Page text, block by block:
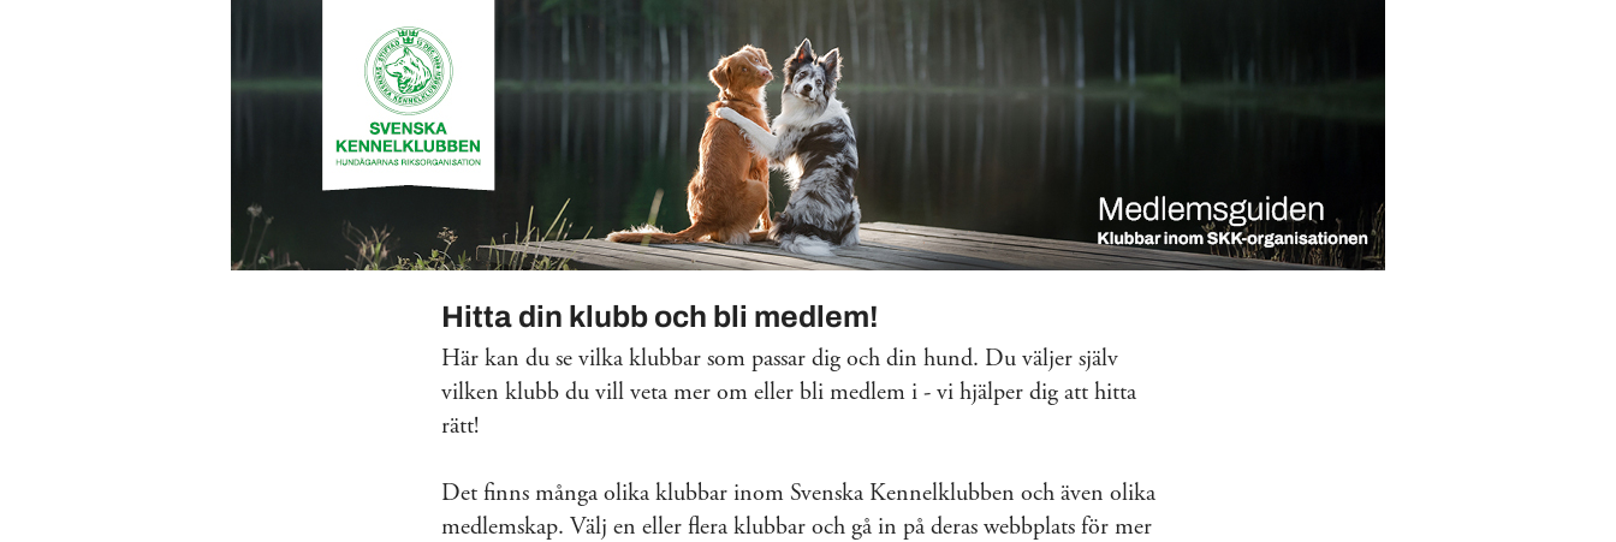
Hitta din klubb och bli medlem!
Här kan du se vilka klubbar som passar dig och din hund. Du väljer själv
vilken klubb du vill veta mer om eller bli medlem i - vi hjälper dig att hitta
rätt!
Det finns många olika klubbar inom Svenska Kennelklubben och även olika
medlemskap. Välj en eller flera klubbar och gå in på deras webbplats för mer